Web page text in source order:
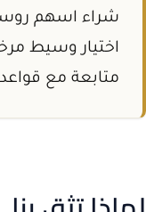
شراء اسهم
اختيار وسيط
متابعة مع